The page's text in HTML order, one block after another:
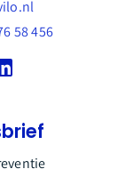
58 456